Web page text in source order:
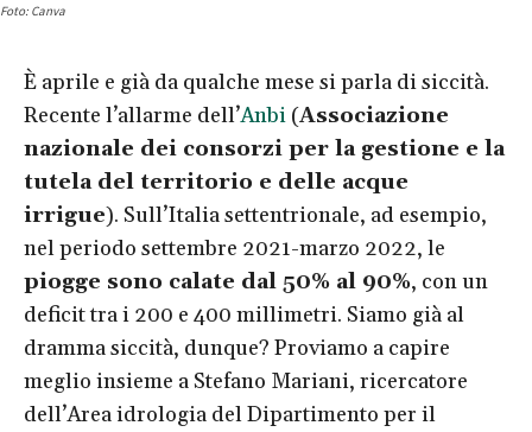
Foto: Canva
È aprile e già da qualche mese si parla di siccità.
Recente l’allarme dell’Anbi (Associazione
nazionale dei consorzi per la gestione e la
tutela del territorio e delle acque
irrigue). Sull’Italia settentrionale, ad esempio,
nel periodo settembre 2021-marzo 2022, le
piogge sono calate dal 50% al 90%, con un
deficit tra i 200 e 400 millimetri. Siamo già al
dramma siccità, dunque? Proviamo a capire
meglio insieme a Stefano Mariani, ricercatore
dell’Area idrologia del Dipartimento per il